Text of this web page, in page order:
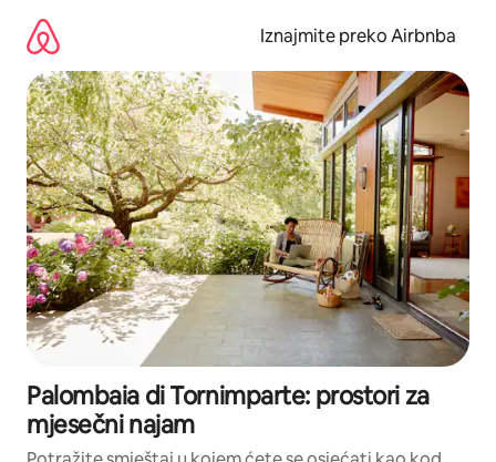
sadržaj
Iznajmite preko Airbnba
Palombaia di Tornimparte: prostori za
mjesečni najam